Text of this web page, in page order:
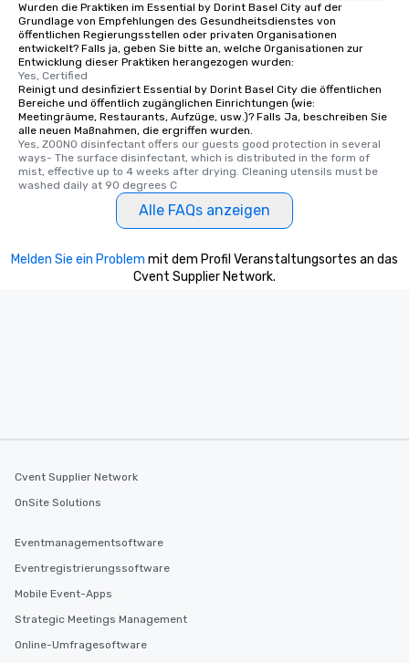
Wurden die Praktiken im Essential by Dorint Basel City auf der
Grundlage von Empfehlungen des Gesundheitsdienstes von
öffentlichen Regierungsstellen oder privaten Organisationen
entwickelt? Falls ja, geben Sie bitte an, welche Organisationen zur
Entwicklung dieser Praktiken herangezogen wurden:
Yes, Certified
Reinigt und desinfiziert Essential by Dorint Basel City die öffentlichen
Bereiche und öffentlich zugänglichen Einrichtungen (wie:
Meetingräume, Restaurants, Aufzüge, usw.)? Falls Ja, beschreiben Sie
alle neuen Maßnahmen, die ergriffen wurden.
Yes, ZOONO disinfectant offers our guests good protection in several
ways- The surface disinfectant, which is distributed in the form of
mist, effective up to 4 weeks after drying. Cleaning utensils must be
washed daily at 90 degrees C
Alle FAQs anzeigen
Melden Sie ein Problem mit dem Profil Veranstaltungsortes an das
Cvent Supplier Network.
Cvent Supplier Network
OnSite Solutions
Eventmanagementsoftware
Eventregistrierungssoftware
Mobile Event-Apps
Strategic Meetings Management
Online-Umfragesoftware